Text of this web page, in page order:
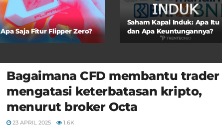
Apa Saja Fitur Flipper Zero?
Saham Kapal Induk: Apa Itu
dan Apa Keuntungannya?
Bagaimana CFD membantu trader
mengatasi keterbatasan kripto,
menurut broker Octa
23 APRIL 2025 1.6K